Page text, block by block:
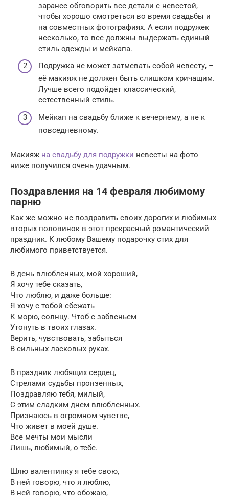
заранее обговорить все детали с невестой,
чтобы хорошо смотреться во время свадьбы и
на совместных фотографиях. А если подружек
несколько, то все должны выдержать единый
стиль одежды и мейкапа.
Подружка не может затмевать собой невесту, –
её макияж не должен быть слишком кричащим.
Лучше всего подойдет классический,
естественный стиль.
Мейкап на свадьбу ближе к вечернему, а не к
повседневному.
Макияж на свадьбу для подружки невесты на фото
ниже получился очень удачным.
Поздравления на 14 февраля любимому
парню
Как же можно не поздравить своих дорогих и любимых
вторых половинок в этот прекрасный романтический
праздник. К любому Вашему подарочку стих для
любимого приветствуется.
В день влюбленных, мой хороший,
Я хочу тебе сказать,
Что люблю, и даже больше:
Я хочу с тобой сбежать
К морю, солнцу. Чтоб с забвеньем
Утонуть в твоих глазах.
Верить, чувствовать, забыться
В сильных ласковых руках.
В праздник любящих сердец,
Стрелами судьбы пронзенных,
Поздравляю тебя, милый,
С этим сладким днем влюбленных.
Признаюсь в огромном чувстве,
Что живет в моей душе.
Все мечты мои мысли
Лишь, любимый, о тебе.
Шлю валентинку я тебе свою,
В ней говорю, что я люблю,
В ней говорю, что обожаю,